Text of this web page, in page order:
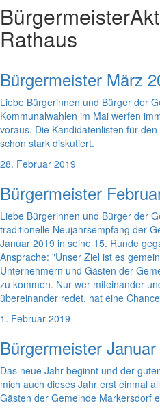
Bürgermeister
Rathaus
Bürgermeister März
Liebe Bürgerinnen und Bürger der
Kommunalwahlen im Mai werfen
voraus. Die Kandidatenlisten für
schon stark diskutiert.
28. Februar 2019
Bürgermeister
Liebe Bürgerinnen und Bürger der
traditionelle Neujahrsempfang der
Januar 2019 in seine 15. Runde
Ansprache: "Unser Ziel ist es
Unternehmern und Gästen der
zu kommen. Nur wer miteinander
übereinander redet, hat eine
1. Februar 2019
Bürgermeister
Das neue Jahr beginnt und der
mich auch dieses Jahr erst einmal
Gästen der Gemeinde Markersdorf